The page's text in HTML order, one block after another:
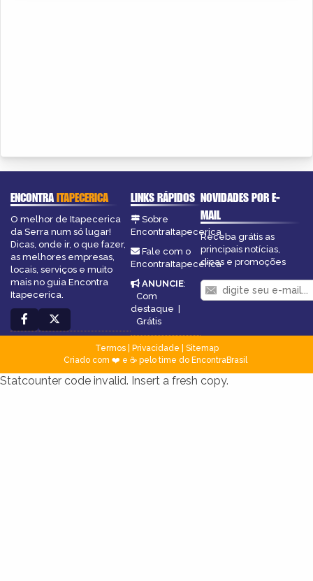
ENCONTRAITAPECERICA
O melhor de Itapecerica
da Serra num só lugar!
Dicas, onde ir, o que fazer,
as melhores empresas,
locais, serviços e muito
mais no guia Encontra
Itapecerica.
LINKS RÁPIDOS
Sobre
EncontraItapecerica
Fale com o
EncontraItapecerica
ANUNCIE:
Com
destaque |
Grátis
NOVIDADES POR E-
MAIL
Receba grátis as
principais notícias,
dicas e promoções
Termos| Privacidade
Sitemap
Criado com ❤️ e ☕ pelo time do EncontraBrasil
Statcounter code invalid. Insert a fresh copy.